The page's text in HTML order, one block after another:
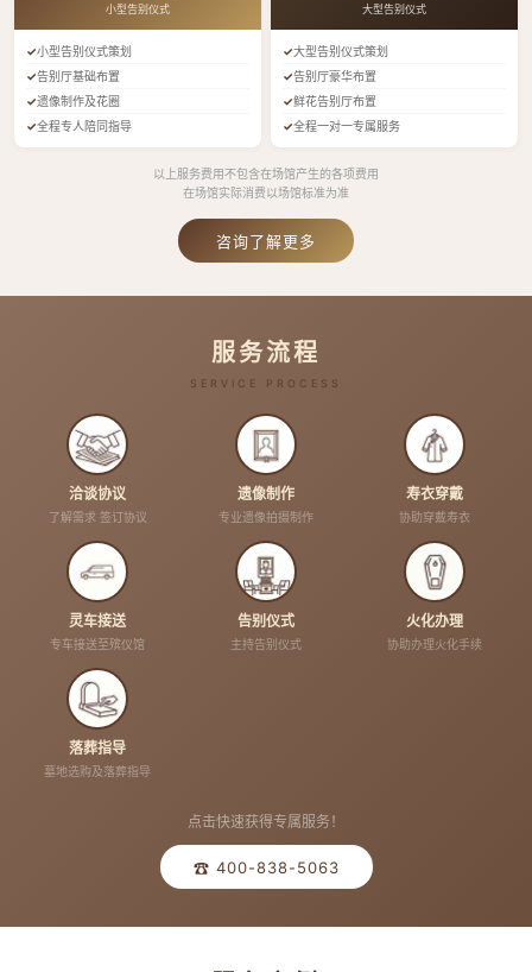
小型告别仪式
小型告别仪式策划
告别厅基础布置
遗像制作及花圈
全程专人陪同指导
大型告别仪式
大型告别仪式策划
告别厅豪华布置
鲜花告别厅布置
全程一对一专属服务
以上服务费用不包含在场馆产生的各项费用
在场馆实际消费以场馆标准为准
咨询了解更多
服务流程
SERVICE PROCESS
洽谈协议
了解需求 签订协议
遗像制作
专业遗像拍摄制作
寿衣穿戴
协助穿戴寿衣
灵车接送
专车接送至殡仪馆
告别仪式
主持告别仪式
火化办理
协助办理火化手续
落葬指导
墓地选购及落葬指导
点击快速获得专属服务！
☎ 400-838-5063